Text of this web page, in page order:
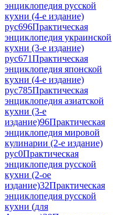
энциклопедия русской
кухни (4-е издание)
рус696Практическая
энциклопедия украинской
кухни (3-е издание)
рус671Практическая
энциклопедия японской
кухни (4-е издание)
рус785Практическая
энциклопедия азиатской
кухни (3-е
издание)96Практическая
энциклопедия мировой
кулинарии (2-е издание)
рус0Практическая
энциклопедия русской
кухни (2-ое
издание)32Практическая
энциклопедия русской
кухни (для